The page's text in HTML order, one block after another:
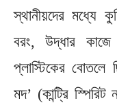
স্থানীয়দের মধ্যে
বরং, উদ্ধার
প্লাস্টিকের বোতলে
মদ’ (কান্ট্রি